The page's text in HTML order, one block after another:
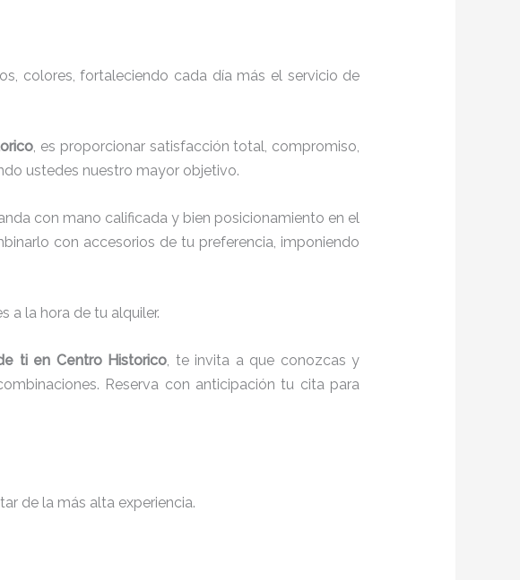
colores, fortaleciendo cada día más el servicio de
, es proporcionar satisfacción total, compromiso,
ustedes nuestro mayor objetivo.
con mano calificada y bien posicionamiento en el
con accesorios de tu preferencia, imponiendo
a la hora de tu alquiler.
ti en Centro Historico, te invita a que conozcas y
Reserva con anticipación tu cita para
de la más alta experiencia.